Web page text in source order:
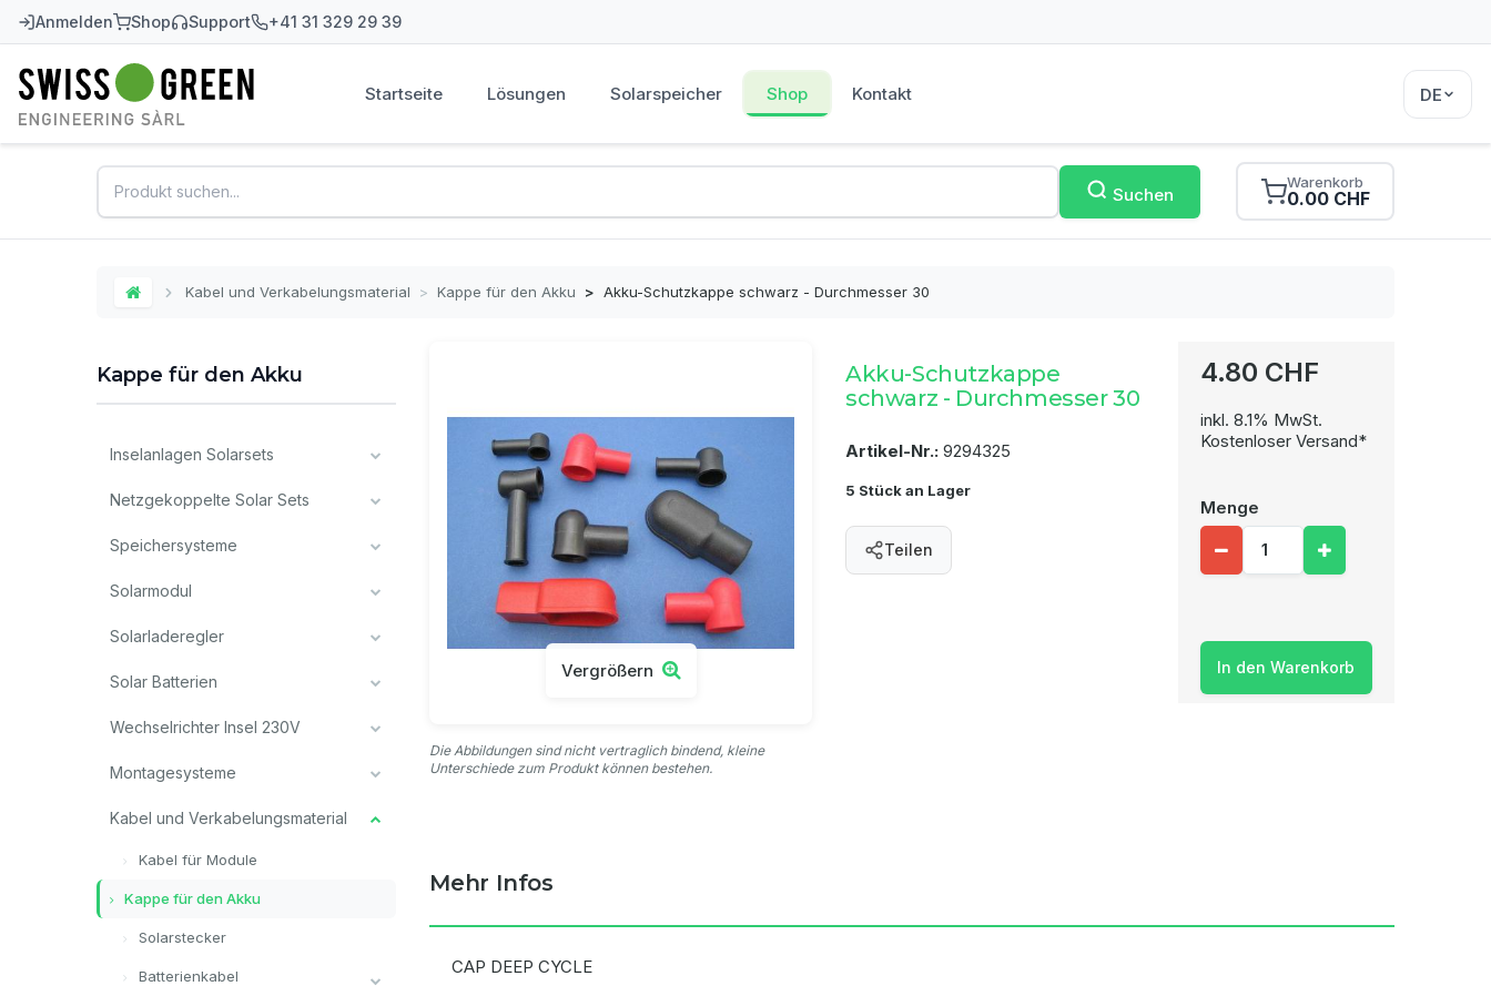
Anmelden Shop Support +41 31 329 29 39
Swiss-Green Startseite Lösungen Solarspeicher Shop Kontakt DE
Suchen
Warenkorb
0.00 CHF
Home Kabel und Verkabelungsmaterial > Kappe für den Akku > Akku-Schutzkappe schwarz - Durchmesser 30
Kappe für den Akku
Inselanlagen Solarsets
Netzgekoppelte Solar Sets
Speichersysteme
Solarmodul
Solarladeregler
Solar Batterien
Wechselrichter Insel 230V
Montagesysteme
Kabel und Verkabelungsmaterial
Kabel für Module
Kappe für den Akku
Solarstecker
Batterienkabel
Vergrößern
Die Abbildungen sind nicht vertraglich bindend, kleine
Unterschiede zum Produkt können bestehen.
Akku-Schutzkappe
schwarz - Durchmesser 30
Artikel-Nr.: 9294325
5 Stück an Lager
Teilen
4.80 CHF
inkl. 8.1% MwSt.
Kostenloser Versand*
Menge
In den Warenkorb
Mehr Infos
CAP DEEP CYCLE